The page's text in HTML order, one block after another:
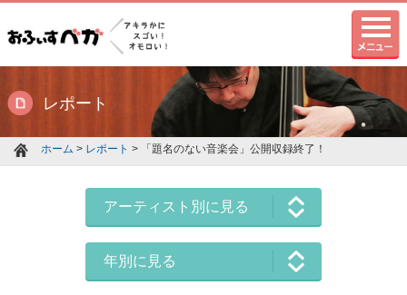
レポート
ホーム > レポート > 「題名のない音楽会」公開収録終了！
アーティスト別に見る
年別に見る